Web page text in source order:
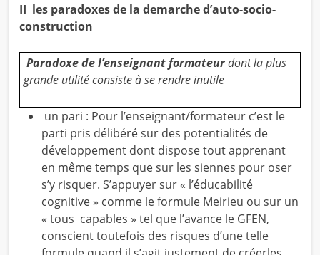
II les paradoxes de la demarche d’auto-socio-
construction
Paradoxe de l’enseignant formateurdont la plus
grande utilité consiste à se rendre inutile
un pari : Pour l’enseignant/formateur c’est le
parti pris délibéré sur des potentialités de
développement dont dispose tout apprenant
en même temps que sur les siennes pour oser
s’y risquer. S’appuyer sur « l’éducabilité
cognitive » comme le formule Meirieu ou sur un
« tous capables » tel que l’avance le GFEN,
conscient toutefois des risques d’une telle